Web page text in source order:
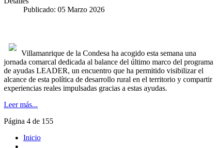
Publicado: 05 Marzo 2026
Villamanrique de la Condesa ha acogido esta semana una
jornada comarcal dedicada al balance del último marco del programa
de ayudas LEADER, un encuentro que ha permitido visibilizar el
alcance de esta política de desarrollo rural en el territorio y compartir
experiencias reales impulsadas gracias a estas ayudas.
Leer más...
Página 4 de 155
Inicio